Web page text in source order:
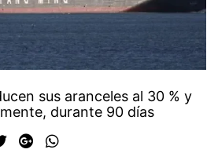
sus aranceles al 30 % y
durante 90 días